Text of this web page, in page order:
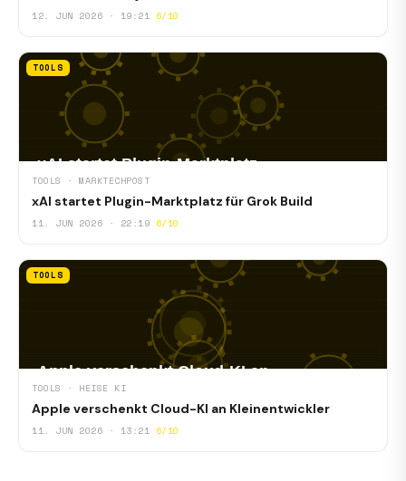
12. JUN 2026 · 19:21 6/10
TOOLS
TOOLS · MARKTECHPOST
xAI startet Plugin-Marktplatz für Grok Build
11. JUN 2026 · 22:19 6/10
TOOLS
TOOLS · HEISE KI
Apple verschenkt Cloud-KI an Kleinentwickler
11. JUN 2026 · 13:21 6/10